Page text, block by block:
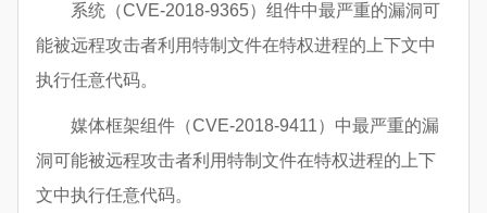
系统（CVE-2018-9365）组件中最严重的漏洞可
能被远程攻击者利用特制文件在特权进程的上下文中
执行任意代码。
媒体框架组件（CVE-2018-9411）中最严重的漏
洞可能被远程攻击者利用特制文件在特权进程的上下
文中执行任意代码。